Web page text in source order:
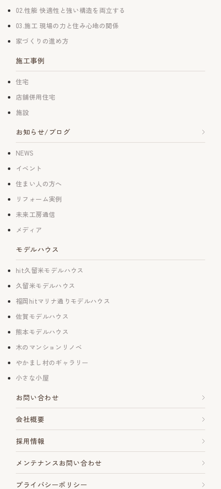
02.性能 快適性と強い構造を両立する
03.施工 現場の力と住み心地の関係
家づくりの進め方
施工事例
住宅
店舗併用住宅
施設
お知らせ/ブログ
NEWS
イベント
住まい人の方へ
リフォーム実例
未来工房通信
メディア
モデルハウス
hit久留米モデルハウス
久留米モデルハウス
福岡hitマリナ通りモデルハウス
佐賀モデルハウス
熊本モデルハウス
木のマンションリノベ
やかまし村のギャラリー
小さな小屋
お問い合わせ
会社概要
採用情報
メンテナンスお問い合わせ
プライバシーポリシー